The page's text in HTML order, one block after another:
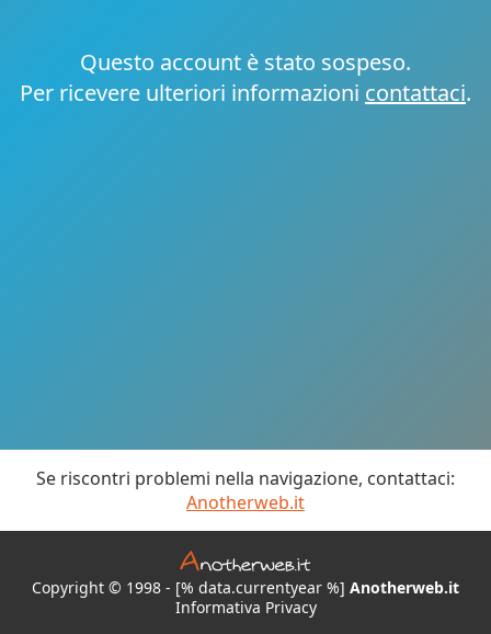
Questo account è stato sospeso.
Per ricevere ulteriori informazioni contattaci.
Se riscontri problemi nella navigazione, contattaci:
Anotherweb.it
Copyright © 1998 - [% data.currentyear %] Anotherweb.it
Informativa Privacy